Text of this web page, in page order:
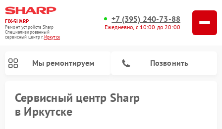
FIX-SHARP
Ремонт устройств Sharp
Специализированный
cервисный центр г.Иркутск
+7 (395) 240-73-88
Ежедневно, с 10:00 до 20:00
Мы ремонтируем Позвонить
Сервисный центр Sharp
в Иркутске